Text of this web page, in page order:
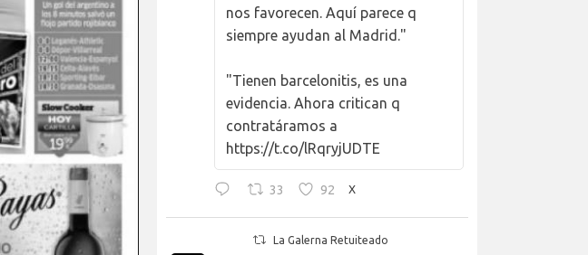
nos favorecen. Aquí parece q
siempre ayudan al Madrid."
"Tienen barcelonitis, es una
evidencia. Ahora critican q
contratáramos a
https://t.co/lRqryjUDTE
33 92 X
La Galerna Retuiteado